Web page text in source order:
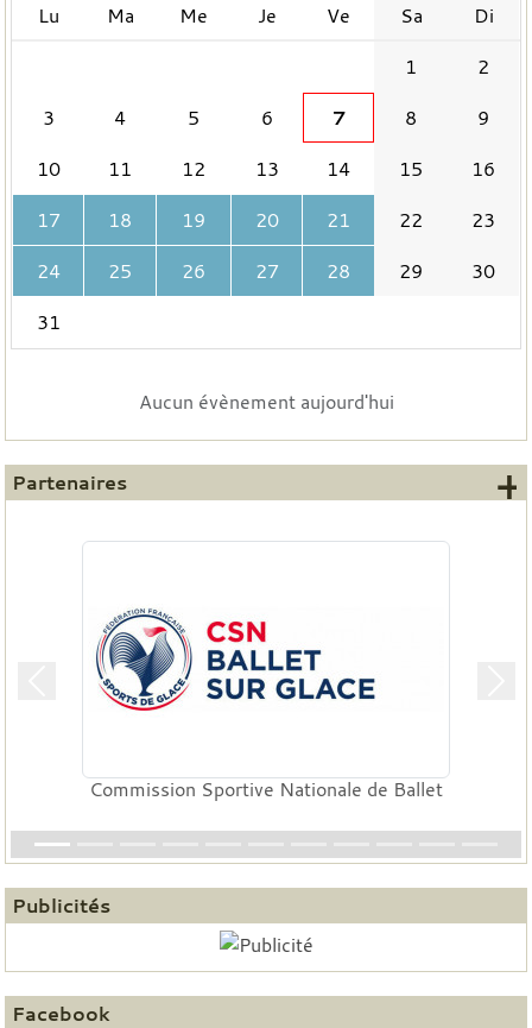
Lu
Ma Me Je Ve Sa
Di
1
2
3
4 5 6 7 8
9
10
11 12 13 14 15
16
17
18 19 20 21 22
23
24
25 26 27 28 29
30
31
Aucun évènement aujourd'hui
Partenaires
Commission Sportive Nationale de Ballet
Précedent
Publicités
Facebook